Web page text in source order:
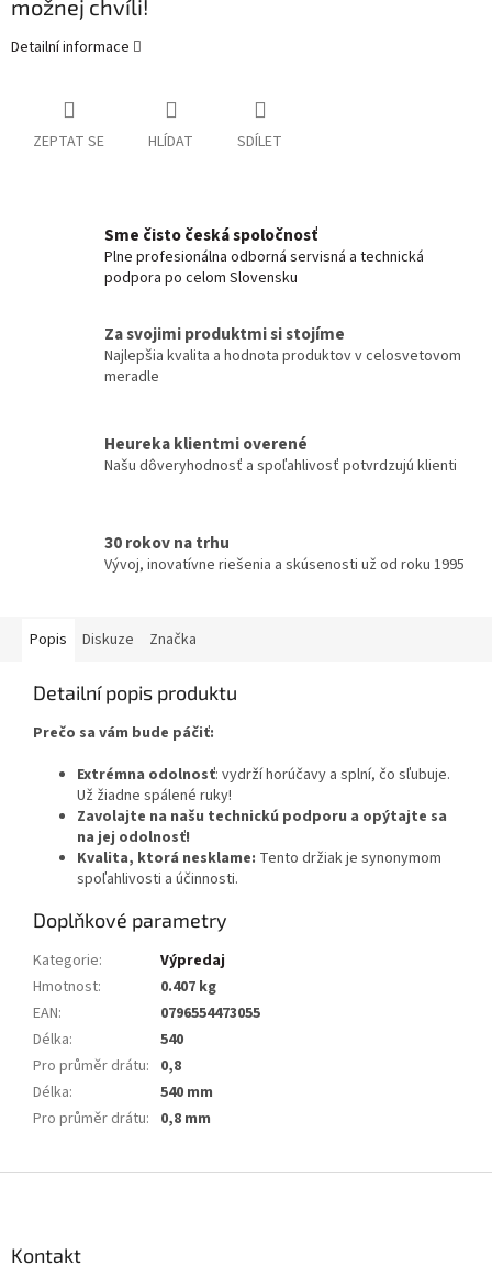
možnej chvíli!
Detailní informace
ZEPTAT SE HLÍDAT SDÍLET
Sme čisto česká spoločnosť
Plne profesionálna odborná servisná a technická
podpora po celom Slovensku
Za svojimi produktmi si stojíme
Najlepšia kvalita a hodnota produktov v celosvetovom
meradle
Heureka klientmi overené
Našu dôveryhodnosť a spoľahlivosť potvrdzujú klienti
30 rokov na trhu
Vývoj, inovatívne riešenia a skúsenosti už od roku 1995
Popis Diskuze Značka
Detailní popis produktu
Prečo sa vám bude páčiť:
Extrémna odolnosť: vydrží horúčavy a splní, čo sľubuje.
Už žiadne spálené ruky!
Zavolajte na našu technickú podporu a opýtajte sa
na jej odolnosť!
Kvalita, ktorá nesklame: Tento držiak je synonymom
spoľahlivosti a účinnosti.
Doplňkové parametry
Kategorie:
Výpredaj
Hmotnost:
0.407 kg
EAN:
0796554473055
Délka:
540
Pro průměr drátu: 0,8
Délka:
540 mm
Pro průměr drátu: 0,8 mm
Kontakt